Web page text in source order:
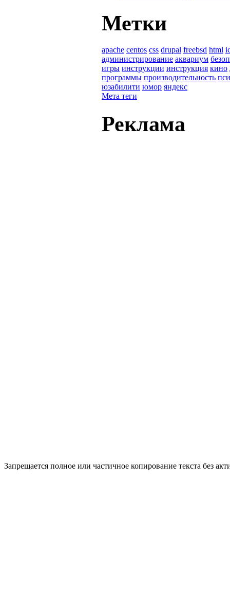
Метки
apache centos css drupal freebsd html
администрирование аквариум
игры инструкции инструкция кино
программы производительность
юзабилити юмор яндекс
Мета теги
Реклама
Запрещается полное или частичное копирование текста без